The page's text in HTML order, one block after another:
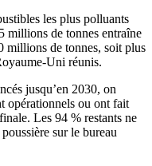
les plus polluants
millions de tonnes entraîne
millions de tonnes, soit plus
Uni réunis.
jusqu’en 2030, on
opérationnels ou ont fait
Les 94 % restants ne
sur le bureau